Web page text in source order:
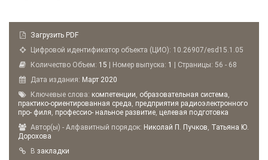
Загрузить PDF
Цифровой идентификатор объекта (ЦИО): 10.26907/esd15.1.05
Количество Объем: 15 | Номер выпуска: 1
| Страницы: 56 - 68
Дата издания: Март 2020
Ключевые слова: компетенции, образовательная система,
практико-ориентированная среда, предприятия радиоэлектронного
про- филя, профессио- нальное развитие, целевая подготовка
Автор(ы) - Алфавитный порядок: Николай П. Пучков, Татьяна Ю.
Дорохова
Bзакладки